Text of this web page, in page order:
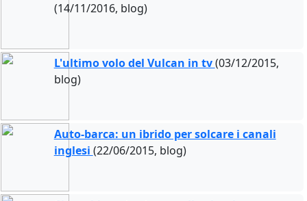
(14/11/2016, blog)
L'ultimo volo del Vulcan in tv(03/12/2015,
blog)
Auto-barca: un ibrido per solcare i canali
inglesi (22/06/2015, blog)